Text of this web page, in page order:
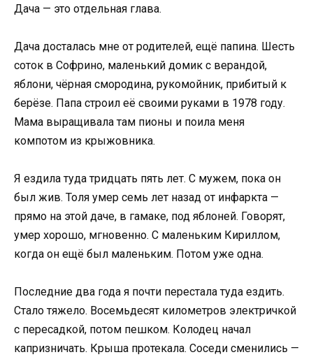
Дача — это отдельная глава.
Дача досталась мне от родителей, ещё папина. Шесть
соток в Софрино, маленький домик с верандой,
яблони, чёрная смородина, рукомойник, прибитый к
берёзе. Папа строил её своими руками в 1978 году.
Мама выращивала там пионы и поила меня
компотом из крыжовника.
Я ездила туда тридцать пять лет. С мужем, пока он
был жив. Толя умер семь лет назад от инфаркта —
прямо на этой даче, в гамаке, под яблоней. Говорят,
умер хорошо, мгновенно. С маленьким Кириллом,
когда он ещё был маленьким. Потом уже одна.
Последние два года я почти перестала туда ездить.
Стало тяжело. Восемьдесят километров электричкой
с пересадкой, потом пешком. Колодец начал
капризничать. Крыша протекала. Соседи сменились —